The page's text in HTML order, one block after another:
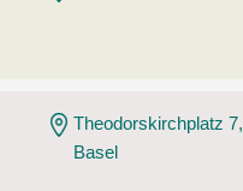
Theodorskirchplatz 7,
Basel